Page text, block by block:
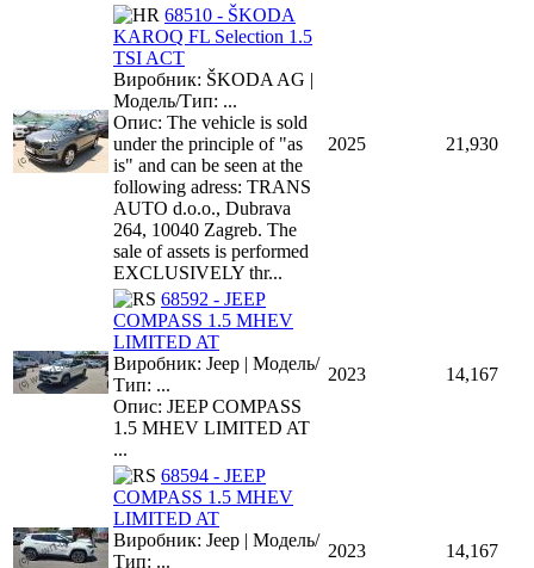
68510 - ŠKODA
KAROQ FL Selection 1.5
TSI ACT
Виробник: ŠKODA AG |
Модель/Тип: ...
Опис: The vehicle is sold
under the principle of "as
is" and can be seen at the
following adress: TRANS
AUTO d.o.o., Dubrava
264, 10040 Zagreb. The
sale of assets is performed
EXCLUSIVELY thr...
2025 21,930
68592 - JEEP
COMPASS 1.5 MHEV
LIMITED AT
Виробник: Jeep | Модель/
Тип: ...
Опис: JEEP COMPASS
1.5 MHEV LIMITED AT
...
2023 14,167
68594 - JEEP
COMPASS 1.5 MHEV
LIMITED AT
Виробник: Jeep | Модель/
Тип: ...
2023 14,167